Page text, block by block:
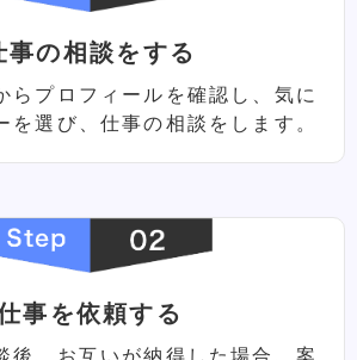
事の相談をする
らプロフィールを確認し、 気に
を選び、仕事の相談をします。
事を依頼する
後、お互いが納得した場合、 案